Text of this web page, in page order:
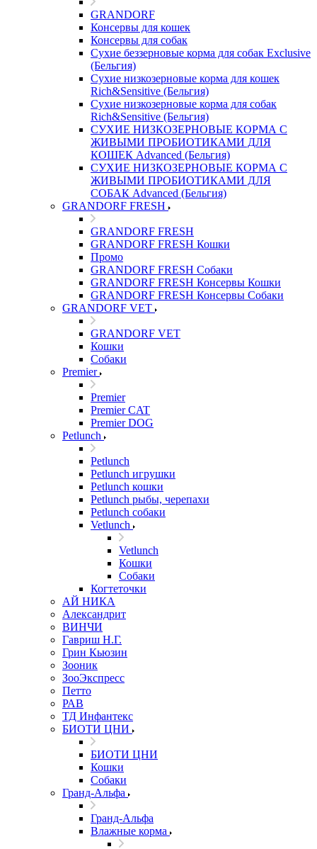
GRANDORF
Консервы для кошек
Консервы для собак
Сухие беззерновые корма для собак Exclusive
(Бельгия)
Сухие низкозерновые корма для кошек
Rich&Sensitive (Бельгия)
Сухие низкозерновые корма для собак
Rich&Sensitive (Бельгия)
СУХИЕ НИЗКОЗЕРНОВЫЕ КОРМА С
ЖИВЫМИ ПРОБИОТИКАМИ ДЛЯ
КОШЕК Advanced (Бельгия)
СУХИЕ НИЗКОЗЕРНОВЫЕ КОРМА С
ЖИВЫМИ ПРОБИОТИКАМИ ДЛЯ
СОБАК Advanced (Бельгия)
GRANDORF FRESH
GRANDORF FRESH
GRANDORF FRESH Кошки
Промо
GRANDORF FRESH Собаки
GRANDORF FRESH Консервы Кошки
GRANDORF FRESH Консервы Собаки
GRANDORF VET
GRANDORF VET
Кошки
Собаки
Premier
Premier
Premier CAT
Premier DOG
Petlunch
Petlunch
Petlunch игрушки
Petlunch кошки
Petlunch рыбы, черепахи
Petlunch собаки
Vetlunch
Vetlunch
Кошки
Собаки
Когтеточки
АЙ НИКА
Александрит
ВИНЧИ
Гавриш Н.Г.
Грин Кьюзин
Зооник
ЗооЭкспресс
Петто
РАВ
ТД Инфантекс
БИОТИ ЦНИ
БИОТИ ЦНИ
Кошки
Собаки
Гранд-Альфа
Гранд-Альфа
Влажные корма